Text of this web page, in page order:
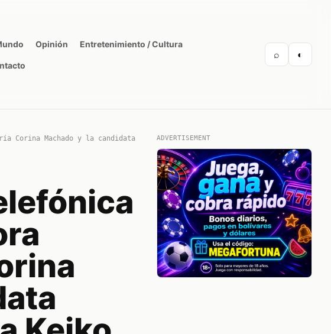
Opinión Entretenimiento / Cultura
⌕ ◐
Corina Machado y la candidata
ADVERTISEMENT